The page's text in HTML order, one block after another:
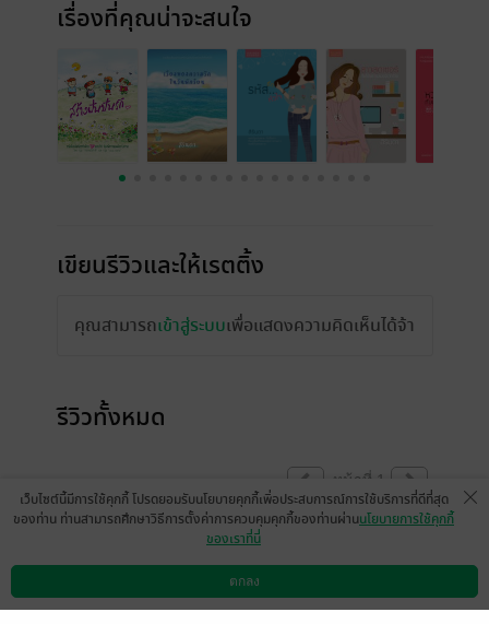
เรื่องที่คุณน่าจะสนใจ
เขียนรีวิวและให้เรตติ้ง
คุณสามารถเข้าสู่ระบบเพื่อแสดงความคิดเห็นได้จ้า
รีวิวทั้งหมด
หน้าที่ 1
ดาวน์โหลดแอป วิธีการใช้งาน ติดต่อเรา
เว็บไซต์นี้มีการใช้คุกกี้ โปรดยอมรับนโยบายคุกกี้เพื่อประสบการณ์การใช้บริการที่ดีที่สุด
ของท่าน ท่านสามารถศึกษาวิธีการตั้งค่าการควบคุมคุกกี้ของท่านผ่านนโยบายการใช้คุกกี้
ของเราที่นี่
ตกลง